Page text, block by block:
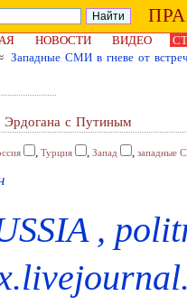
НОВОСТИ ВИДЕО
Западные СМИ в гневе от
Эрдогана с Путиным
, Турция , Запад , западные
,